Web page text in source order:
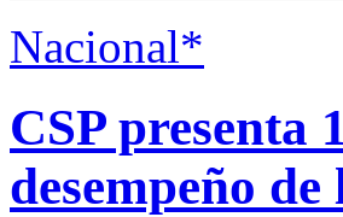
Nacional*
CSP presenta
desempeño